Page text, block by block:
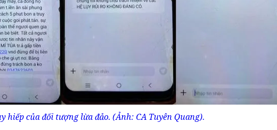
hiếp của đối tượng lừa đảo. (Ảnh: CA Tuyên Quang).